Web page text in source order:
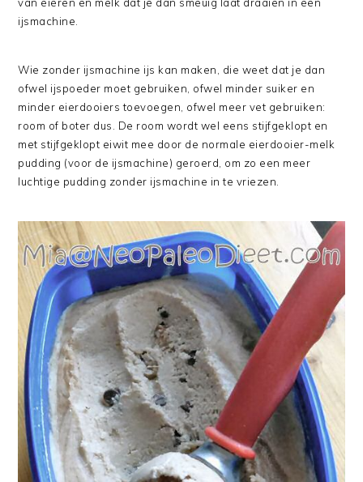
ijsmachine.
Wie zonder ijsmachine ijs kan maken, die weet dat je dan
ofwel ijspoeder moet gebruiken, ofwel minder suiker en
minder eierdooiers toevoegen, ofwel meer vet gebruiken:
room of boter dus. De room wordt wel eens stijfgeklopt en
met stijfgeklopt eiwit mee door de normale eierdooier-melk
pudding (voor de ijsmachine) geroerd, om zo een meer
luchtige pudding zonder ijsmachine in te vriezen.